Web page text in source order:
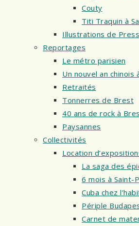
Couty
Titi Traquin à
Illustrations de
Reportages
Le métro parisien
Un nouvel an chinois
Retraités
Tonnerres de Brest
40 ans de rock à
Paysannes
Collectivités
Location
La saga des
6 mois à Saint-
Cuba chez
Périple
Carnet de